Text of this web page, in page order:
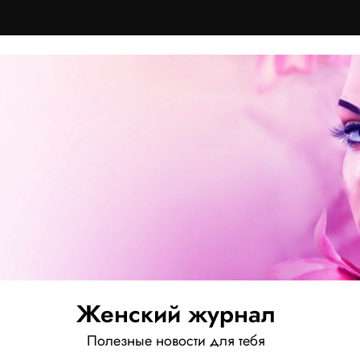
Женский журнал
Полезные новости для тебя